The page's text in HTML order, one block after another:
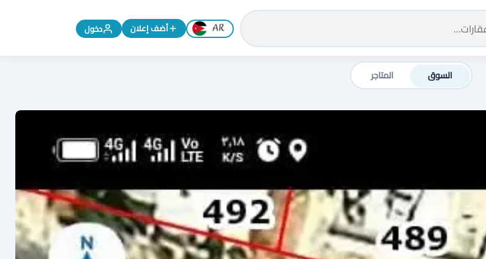
تغيير اللغة إلى الإنجليزية
أضف إعلان دخول
السوق المتاجر